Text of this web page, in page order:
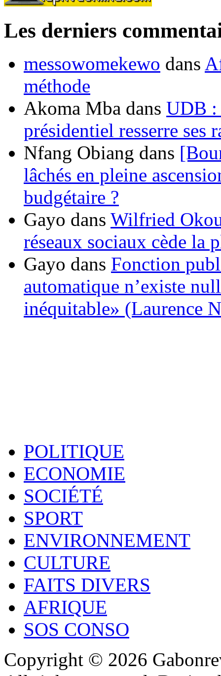
Les derniers
messowomekewo dans
méthode
Akoma Mba dans UDB :
présidentiel resserre ses
Nfang Obiang dans
lâchés en pleine
budgétaire ?
Gayo dans Wilfried
réseaux sociaux cède la
Gayo dans Fonction
automatique n’existe
inéquitable» (Laurence
POLITIQUE
ECONOMIE
SOCIÉTÉ
SPORT
ENVIRONNEMENT
CULTURE
FAITS DIVERS
AFRIQUE
SOS CONSO
Copyright © 2026